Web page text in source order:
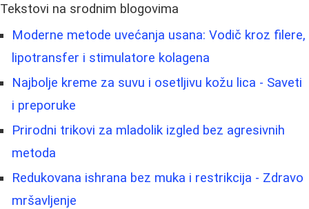
Tekstovi na srodnim blogovima
Moderne metode uvećanja usana: Vodič kroz filere,
lipotransfer i stimulatore kolagena
Najbolje kreme za suvu i osetljivu kožu lica - Saveti
i preporuke
Prirodni trikovi za mladolik izgled bez agresivnih
metoda
Redukovana ishrana bez muka i restrikcija - Zdravo
mršavljenje